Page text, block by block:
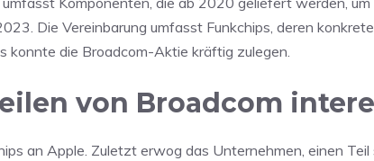
Die Vereinbarung umfasst Funkchips, deren
konnte die Broadcom-Aktie kräftig zulegen.
von Broadcom
an Apple. Zuletzt erwog das Unternehmen, einen Teil